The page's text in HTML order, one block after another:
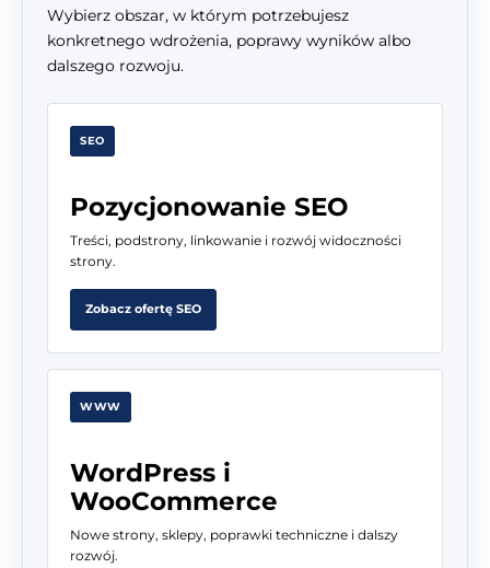
Wybierz obszar, w którym potrzebujesz
konkretnego wdrożenia, poprawy wyników albo
dalszego rozwoju.
SEO
Pozycjonowanie SEO
Treści, podstrony, linkowanie i rozwój widoczności
strony.
Zobacz ofertę SEO
WWW
WordPress i
WooCommerce
Nowe strony, sklepy, poprawki techniczne i dalszy
rozwój.